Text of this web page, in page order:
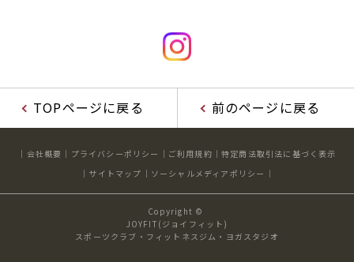
TOPページに戻る 前のページに戻る
会社概要 プライバシーポリシー ご利用規約
特定商法取引法に基づく表示
サイトマップ
ソーシャルメディアポリシー
Copyright ©
JOYFIT(ジョイフィット)
スポーツクラブ・フィットネスジム・ヨガスタジオ